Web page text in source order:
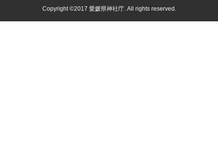
Copyright ©2017 愛媛県神社庁. All rights reserved.